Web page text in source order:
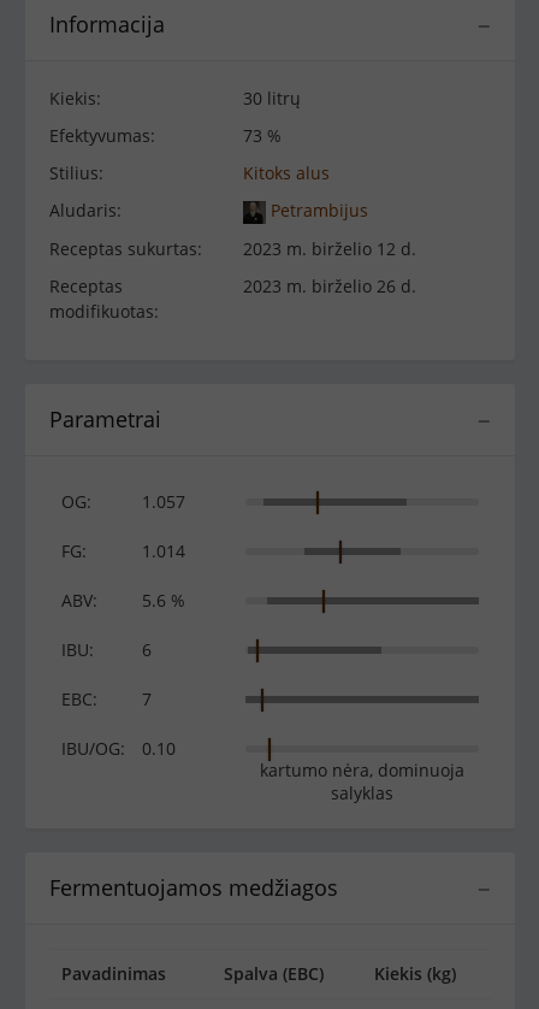
−
Informacija
Kiekis:
30 litrų
Efektyvumas:
73 %
Stilius:
Kitoks alus
Aludaris:
Petrambijus
Receptas sukurtas:
2023 m. birželio 12 d.
Receptas
modifikuotas:
2023 m. birželio 26 d.
−
Parametrai
OG: 1.057
FG: 1.014
ABV: 5.6 %
IBU: 6
EBC: 7
IBU/OG:
0.10
kartumo nėra, dominuoja
salyklas
−
Fermentuojamos medžiagos
Pavadinimas Spalva (EBC) Kiekis (kg)